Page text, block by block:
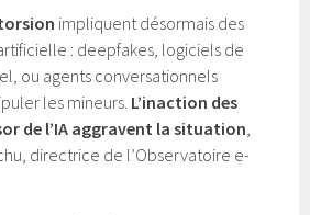
impliquent désormais des
: deepfakes, logiciels de
ou agents conversationnels
les mineurs. L’inaction des
de l’IA aggravent la situation,
directrice de l’Observatoire e-